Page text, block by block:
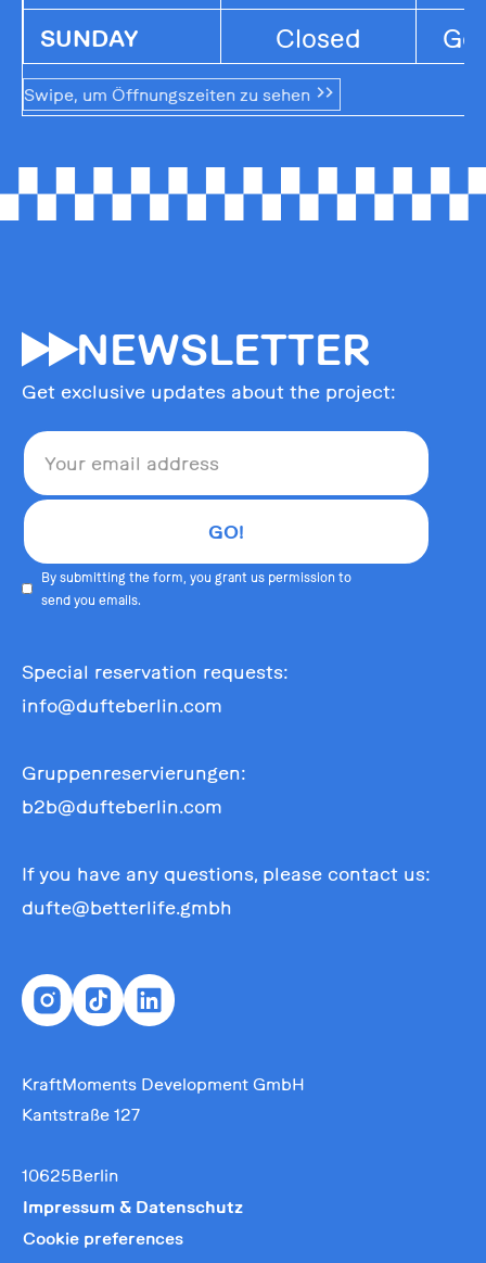
SUNDAY Closed
Swipe, um Öffnungszeiten zu sehen
55NEWSLETTER
Get exclusive updates about the project:
By submitting the form, you grant us permission to
send you emails.
Special reservation requests:
info@dufteberlin.com
Gruppenreservierungen:
b2b@dufteberlin.com
If you have any questions, please contact us:
dufte@betterlife.gmbh
KraftMoments Development GmbH
Kantstraße 127
10625Berlin
Impressum & Datenschutz
Cookie preferences